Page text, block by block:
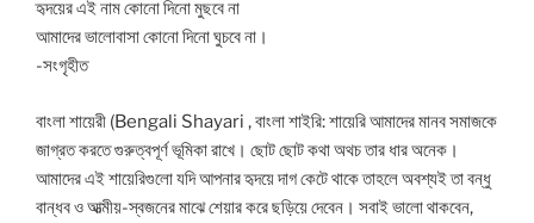
হৃদয়ের এই নাম কোনো দিনো মুছবে না
আমাদের ভালোবাসা কোনো দিনো ঘুচবে না।
-সংগৃহীত
বাংলা শায়েরী (Bengali Shayari , বাংলা শাইরি: শায়েরি আমাদের মানব সমাজকে
জাগ্রত করতে গুরুত্বপূর্ণ ভূমিকা রাখে। ছোট ছোট কথা অথচ তার ধার অনেক।
আমাদের এই শায়েরিগুলো যদি আপনার হৃদয়ে দাগ কেটে থাকে তাহলে অবশ্যই তা বন্ধু
বান্ধব ও আত্মীয়-স্বজনের মাঝে শেয়ার করে ছড়িয়ে দেবেন। সবাই ভালো থাকবেন,